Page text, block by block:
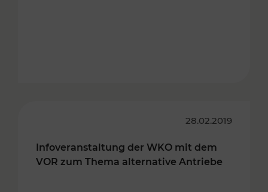
28.02.2019
Infoveranstaltung der WKO mit dem
VOR zum Thema alternative Antriebe